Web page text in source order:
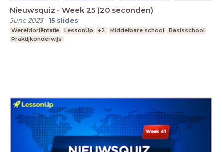
Nieuwsquiz - Week 25 (20 seconden)
June 2023- 15 slides
Wereldoriëntatie LessonUp +2 Middelbare school
Basisschool
Praktijkonderwijs